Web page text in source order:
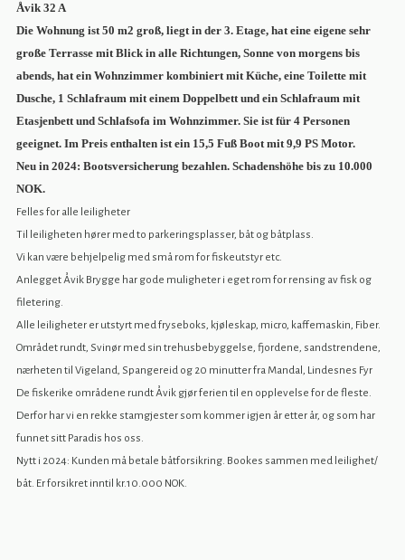
Åvik 32 A
Die Wohnung ist 50 m2 groß, liegt in der 3. Etage, hat eine eigene sehr
große Terrasse mit Blick in alle Richtungen, Sonne von morgens bis
abends, hat ein Wohnzimmer kombiniert mit Küche, eine Toilette mit
Dusche, 1 Schlafraum mit einem Doppelbett und ein Schlafraum mit
Etasjenbett und Schlafsofa im Wohnzimmer. Sie ist für 4 Personen
geeignet. Im Preis enthalten ist ein 15,5 Fuß Boot mit 9,9 PS Motor.
Neu in 2024: Bootsversicherung bezahlen. Schadenshöhe bis zu 10.000
NOK.
Felles for alle leiligheter
Til leiligheten hører med to parkeringsplasser, båt og båtplass.
Vi kan være behjelpelig med små rom for fiskeutstyr etc.
Anlegget Åvik Brygge har gode muligheter i eget rom for rensing av fisk og
filetering.
Alle leiligheter er utstyrt med fryseboks, kjøleskap, micro, kaffemaskin, Fiber.
Området rundt, Svinør med sin trehusbebyggelse, fjordene, sandstrendene,
nærheten til Vigeland, Spangereid og 20 minutter fra Mandal, Lindesnes Fyr
De fiskerike områdene rundt Åvik gjør ferien til en opplevelse for de fleste.
Derfor har vi en rekke stamgjester som kommer igjen år etter år, og som har
funnet sitt Paradis hos oss.
Nytt i 2024: Kunden må betale båtforsikring. Bookes sammen med leilighet/
båt. Er forsikret inntil kr.10.000 NOK.